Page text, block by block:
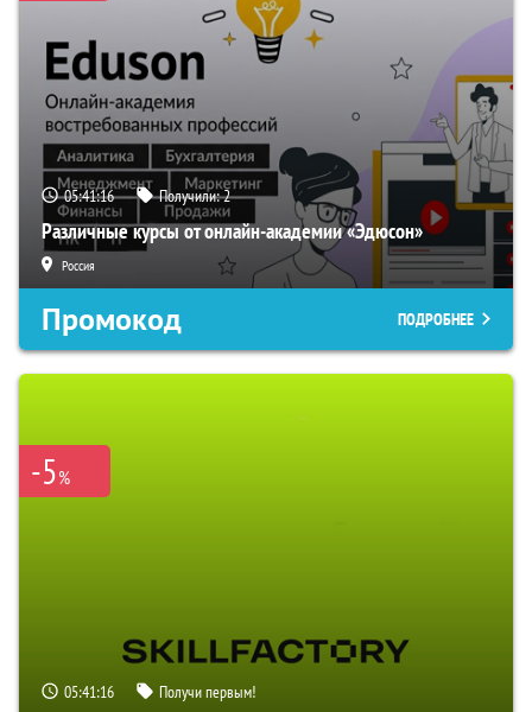
05:41:15 Получили:2
Различные курсы от онлайн-академии «Эдюсон»
Россия
Промокод ПОДРОБНЕЕ
-5%
05:41:15 Получи первым!